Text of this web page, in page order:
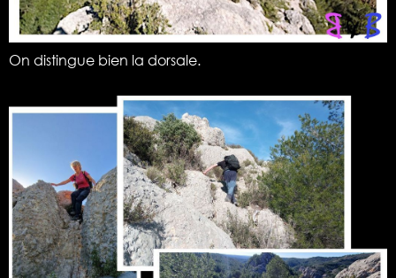
On distingue bien la dorsale.